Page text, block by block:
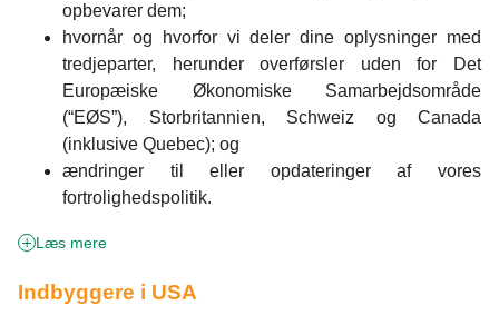
opbevarer dem;
hvornår og hvorfor vi deler dine oplysninger med
tredjeparter, herunder overførsler uden for Det
Europæiske Økonomiske Samarbejdsområde
(“EØS”), Storbritannien, Schweiz og Canada
(inklusive Quebec); og
ændringer til eller opdateringer af vores
fortrolighedspolitik.
Læs mere
Indbyggere i USA